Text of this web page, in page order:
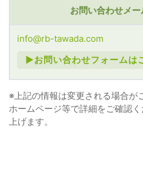
お問い合わせメ
info@rb-tawada.com
►お問い合わせフォームは
※上記の情報は変更される場合が
ホームページ等で詳細をご確認
上げます。